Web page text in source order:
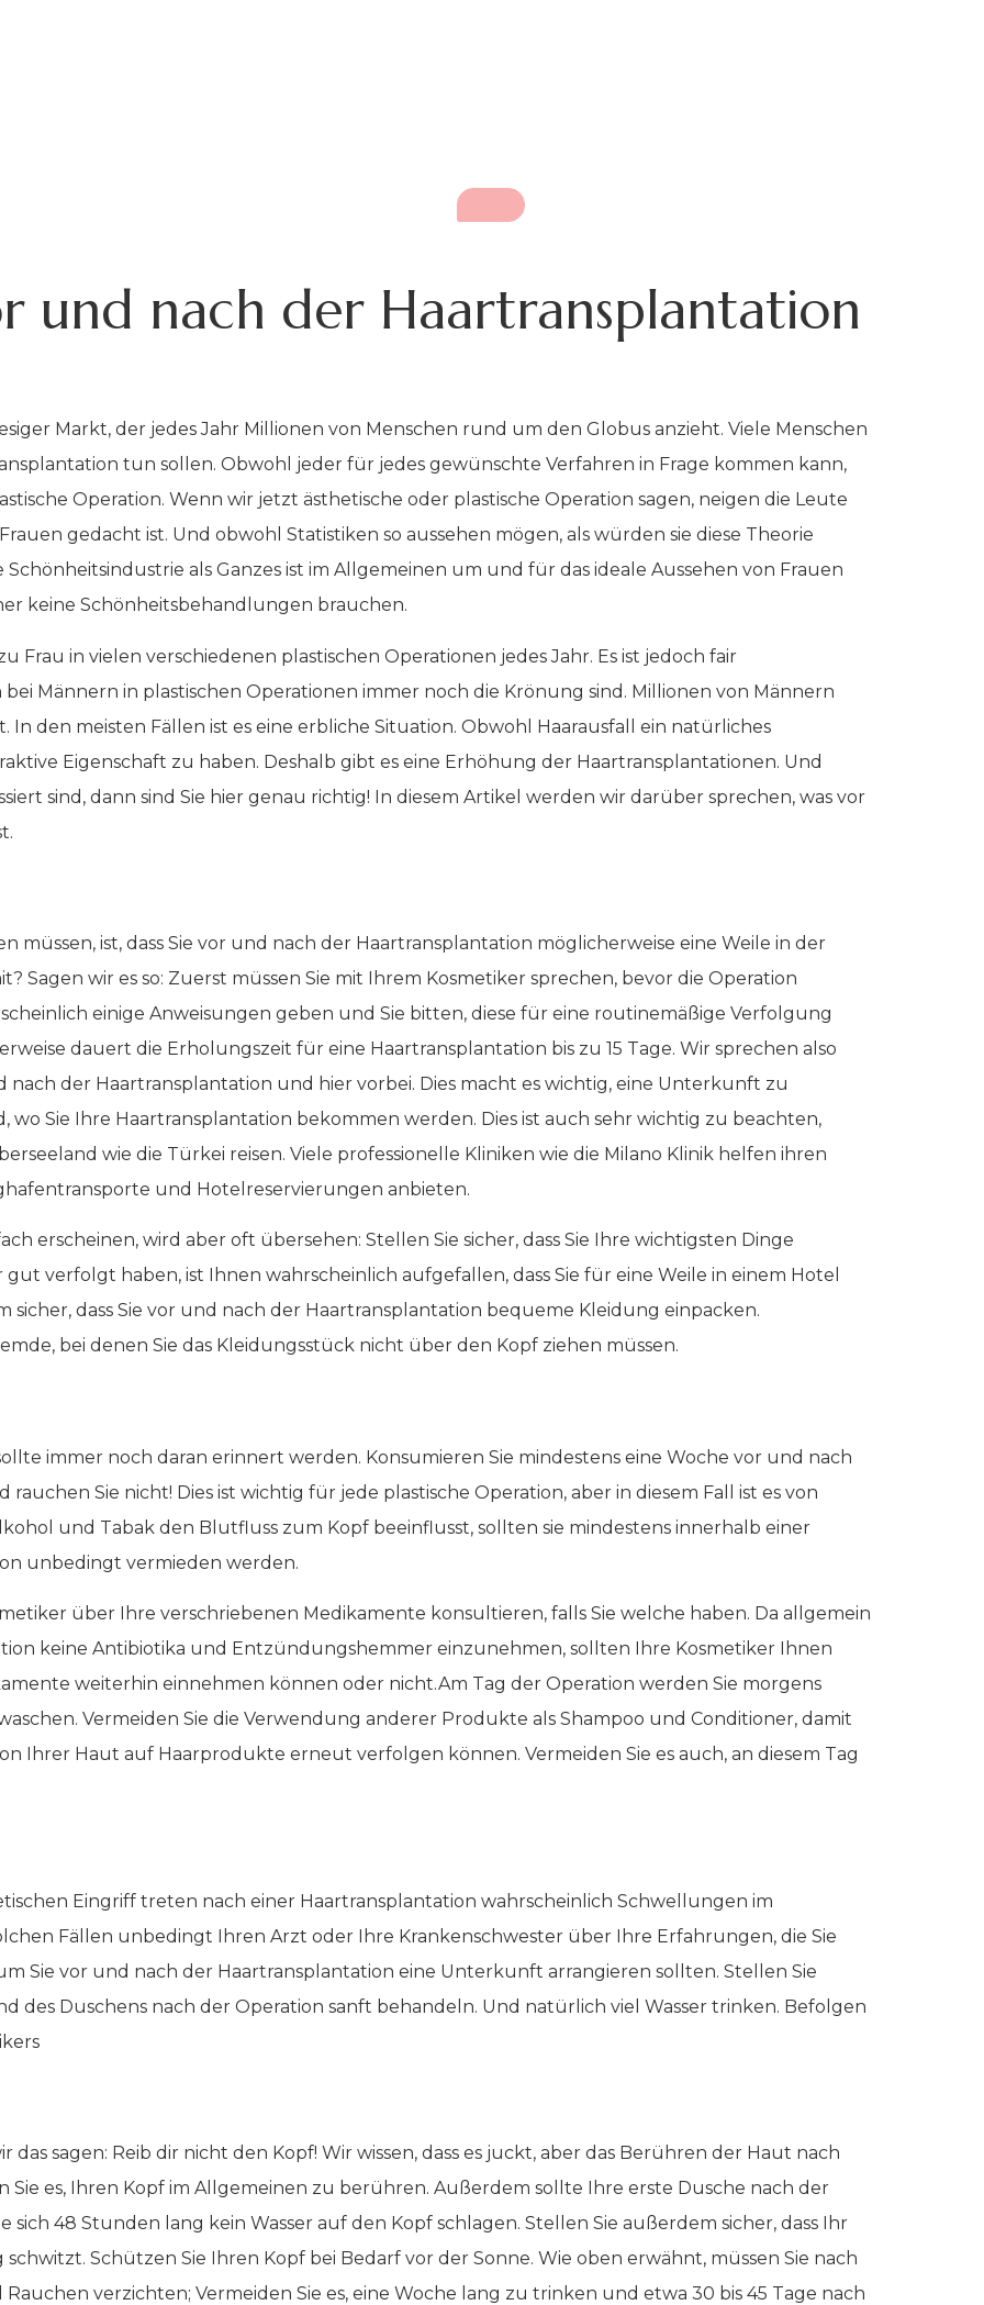
und nach der Haartransplantation
Markt, der jedes Jahr Millionen von Menschen rund um den Globus anzieht. Viele Menschen
tun sollen. Obwohl jeder für jedes gewünschte Verfahren in Frage kommen kann,
Operation. Wenn wir jetzt ästhetische oder plastische Operation sagen, neigen die Leute
gedacht ist. Und obwohl Statistiken so aussehen mögen, als würden sie diese Theorie
als Ganzes ist im Allgemeinen um und für das ideale Aussehen von Frauen
keine Schönheitsbehandlungen brauchen.
Frau in vielen verschiedenen plastischen Operationen jedes Jahr. Es ist jedoch fair
Männern in plastischen Operationen immer noch die Krönung sind. Millionen von Männern
In den meisten Fällen ist es eine erbliche Situation. Obwohl Haarausfall ein natürliches
Eigenschaft zu haben. Deshalb gibt es eine Erhöhung der Haartransplantationen. Und
sind, dann sind Sie hier genau richtig! In diesem Artikel werden wir darüber sprechen, was vor
müssen, ist, dass Sie vor und nach der Haartransplantation möglicherweise eine Weile in der
Sagen wir es so: Zuerst müssen Sie mit Ihrem Kosmetiker sprechen, bevor die Operation
einige Anweisungen geben und Sie bitten, diese für eine routinemäßige Verfolgung
dauert die Erholungszeit für eine Haartransplantation bis zu 15 Tage. Wir sprechen also
nach der Haartransplantation und hier vorbei. Dies macht es wichtig, eine Unterkunft zu
wo Sie Ihre Haartransplantation bekommen werden. Dies ist auch sehr wichtig zu beachten,
wie die Türkei reisen. Viele professionelle Kliniken wie die Milano Klinik helfen ihren
und Hotelreservierungen anbieten.
erscheinen, wird aber oft übersehen: Stellen Sie sicher, dass Sie Ihre wichtigsten Dinge
verfolgt haben, ist Ihnen wahrscheinlich aufgefallen, dass Sie für eine Weile in einem Hotel
dass Sie vor und nach der Haartransplantation bequeme Kleidung einpacken.
bei denen Sie das Kleidungsstück nicht über den Kopf ziehen müssen.
immer noch daran erinnert werden. Konsumieren Sie mindestens eine Woche vor und nach
Sie nicht! Dies ist wichtig für jede plastische Operation, aber in diesem Fall ist es von
und Tabak den Blutfluss zum Kopf beeinflusst, sollten sie mindestens innerhalb einer
unbedingt vermieden werden.
über Ihre verschriebenen Medikamente konsultieren, falls Sie welche haben. Da allgemein
keine Antibiotika und Entzündungshemmer einzunehmen, sollten Ihre Kosmetiker Ihnen
weiterhin einnehmen können oder nicht.Am Tag der Operation werden Sie morgens
Vermeiden Sie die Verwendung anderer Produkte als Shampoo und Conditioner, damit
Ihrer Haut auf Haarprodukte erneut verfolgen können. Vermeiden Sie es auch, an diesem Tag
Eingriff treten nach einer Haartransplantation wahrscheinlich Schwellungen im
Fällen unbedingt Ihren Arzt oder Ihre Krankenschwester über Ihre Erfahrungen, die Sie
Sie vor und nach der Haartransplantation eine Unterkunft arrangieren sollten. Stellen Sie
des Duschens nach der Operation sanft behandeln. Und natürlich viel Wasser trinken. Befolgen
sagen: Reib dir nicht den Kopf! Wir wissen, dass es juckt, aber das Berühren der Haut nach
Sie es, Ihren Kopf im Allgemeinen zu berühren. Außerdem sollte Ihre erste Dusche nach der
sich 48 Stunden lang kein Wasser auf den Kopf schlagen. Stellen Sie außerdem sicher, dass Ihr
Schützen Sie Ihren Kopf bei Bedarf vor der Sonne. Wie oben erwähnt, müssen Sie nach
verzichten; Vermeiden Sie es, eine Woche lang zu trinken und etwa 30 bis 45 Tage nach